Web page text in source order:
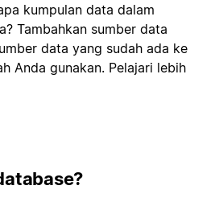
kumpulan data dalam
Tambahkan sumber data
data yang sudah ada ke
Anda gunakan. Pelajari lebih